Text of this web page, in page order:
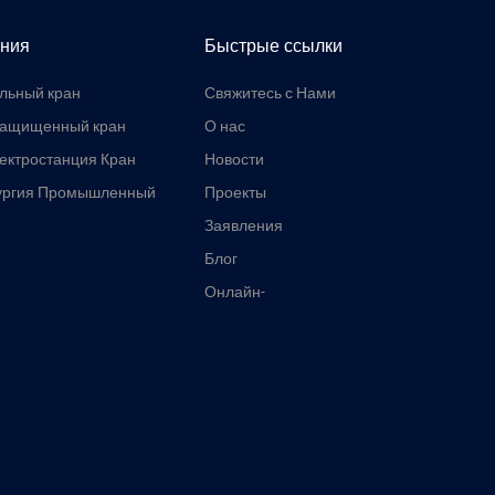
кран
кран
Кран
Промышленный
Быстрые ссылки
Свяжитесь с Нами
О нас
Новости
Проекты
Заявления
Блог
Онлайн-